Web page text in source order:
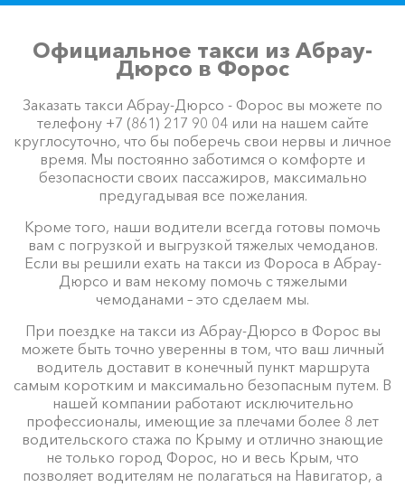
Официальное такси из Абрау-
Дюрсо в Форос
Заказать такси Абрау-Дюрсо - Форос вы можете по
телефону +7 (861) 217 90 04 или на нашем сайте
круглосуточно, что бы поберечь свои нервы и личное
время. Мы постоянно заботимся о комфорте и
безопасности своих пассажиров, максимально
предугадывая все пожелания.
Кроме того, наши водители всегда готовы помочь
вам с погрузкой и выгрузкой тяжелых чемоданов.
Если вы решили ехать на такси из Фороса в Абрау-
Дюрсо и вам некому помочь с тяжелыми
чемоданами – это сделаем мы.
При поездке на такси из Абрау-Дюрсо в Форос вы
можете быть точно уверенны в том, что ваш личный
водитель доставит в конечный пункт маршрута
самым коротким и максимально безопасным путем. В
нашей компании работают исключительно
профессионалы, имеющие за плечами более 8 лет
водительского стажа по Крыму и отлично знающие
не только город Форос, но и весь Крым, что
позволяет водителям не полагаться на Навигатор, а